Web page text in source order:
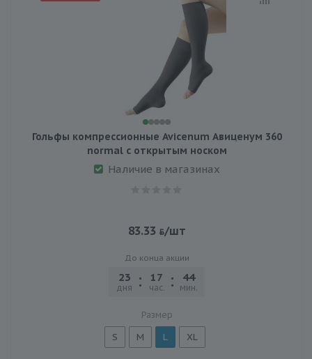
Гольфы компрессионные Avicenum Авиценум 360
normal с открытым носком
Наличие в магазинах
83.33 /шт
До конца акции
23
дня
17
час.
44
мин.
Размер
S M L XL